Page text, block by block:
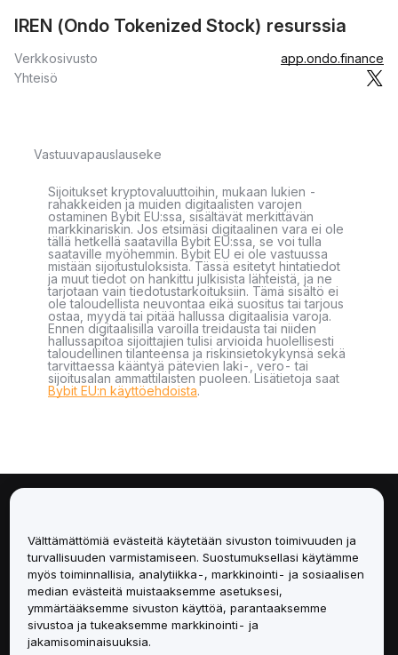
IREN (Ondo Tokenized Stock) resurssia
Verkkosivusto
app.ondo.finance
Yhteisö
Vastuuvapauslauseke
Sijoitukset kryptovaluuttoihin, mukaan lukien -
rahakkeiden ja muiden digitaalisten varojen
ostaminen Bybit EU:ssa, sisältävät merkittävän
markkinariskin. Jos etsimäsi digitaalinen vara ei ole
tällä hetkellä saatavilla Bybit EU:ssa, se voi tulla
saataville myöhemmin. Bybit EU ei ole vastuussa
mistään sijoitustuloksista. Tässä esitetyt hintatiedot
ja muut tiedot on hankittu julkisista lähteistä, ja ne
tarjotaan vain tiedotustarkoituksiin. Tämä sisältö ei
ole taloudellista neuvontaa eikä suositus tai tarjous
ostaa, myydä tai pitää hallussa digitaalisia varoja.
Ennen digitaalisilla varoilla treidausta tai niiden
hallussapitoa sijoittajien tulisi arvioida huolellisesti
taloudellinen tilanteensa ja riskinsietokykynsä sekä
tarvittaessa kääntyä pätevien laki-, vero- tai
sijoitusalan ammattilaisten puoleen. Lisätietoja saat
Bybit EU:n käyttöehdoista.
Palvelut
Tuki
Tuotteet
Välttämättömiä evästeitä käytetään sivuston toimivuuden ja
turvallisuuden varmistamiseen. Suostumuksellasi käytämme
myös toiminnallisia, analytiikka-, markkinointi- ja sosiaalisen
median evästeitä muistaaksemme asetuksesi,
ymmärtääksemme sivuston käyttöä, parantaaksemme
sivustoa ja tukeaksemme markkinointi- ja
jakamisominaisuuksia.